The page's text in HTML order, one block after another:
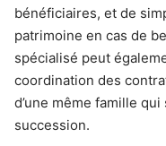
bénéficiaires, et de
patrimoine en cas de
spécialisé peut
coordination des
d’une même famille
succession.